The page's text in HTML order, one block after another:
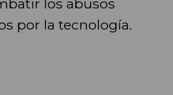
los abusos
por la tecnología.